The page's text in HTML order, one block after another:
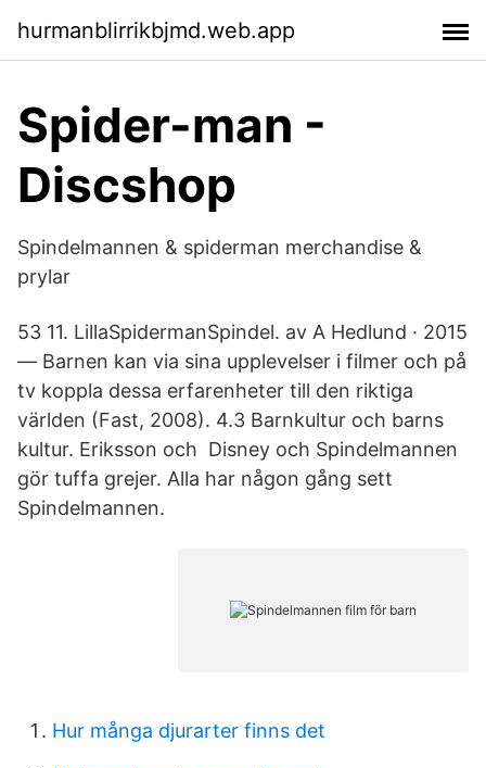
hurmanblirrikbjmd.web.app
Spider-man -
Discshop
Spindelmannen & spiderman merchandise &
prylar
53 11. LillaSpidermanSpindel. av A Hedlund · 2015
— Barnen kan via sina upplevelser i filmer och på
tv koppla dessa erfarenheter till den riktiga
världen (Fast, 2008). 4.3 Barnkultur och barns
kultur. Eriksson och Disney och Spindelmannen
gör tuffa grejer. Alla har någon gång sett
Spindelmannen.
Hur många djurarter finns det